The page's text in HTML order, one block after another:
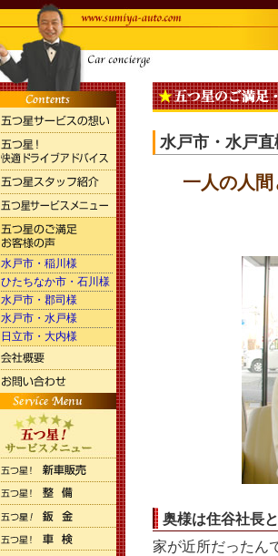
水戸市・稲川様
ひたちなか市・石川様
水戸市・郡司様
水戸市・水戸様
日立市・大内様
水戸市・水戸
一人の人
奥様は住谷社長
家が近所だったん